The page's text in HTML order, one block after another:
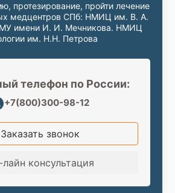
протезирование, пройти лечение
медцентров СПб: НМИЦ им. В. А.
имени И. И. Мечникова. НМИЦ
им. Н.Н. Петрова
телефон по России:
+7(800)300-98-12
Заказать звонок
консультация